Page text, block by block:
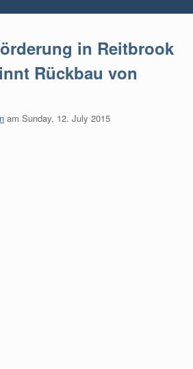
in Reitbrook
Rückbau von
am Sunday, 12. July 2015